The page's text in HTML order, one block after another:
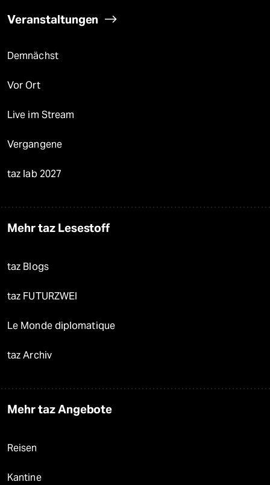
Veranstaltungen
Demnächst
Vor Ort
Live im Stream
Vergangene
taz lab 2027
Mehr taz Lesestoff
taz Blogs
taz FUTURZWEI
Le Monde diplomatique
taz Archiv
Mehr taz Angebote
Reisen
Kantine